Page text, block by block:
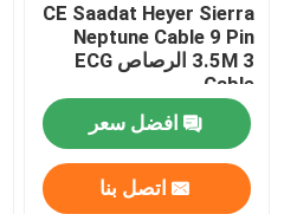
CE Saadat Heyer Sierra
Neptune Cable 9 Pin
3.5M 3 الرصاص ECG
Cable
افضل سعر
اتصل بنا